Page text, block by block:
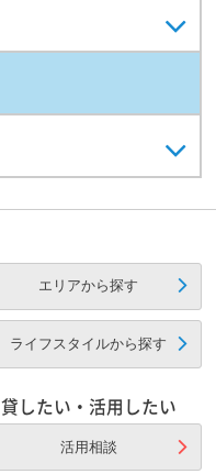
エリアから探す
ライフスタイルから探す
貸したい・活用したい
活用相談